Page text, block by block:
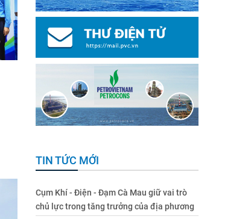
TIN TỨC MỚI
Cụm Khí - Điện - Đạm Cà Mau giữ vai trò
chủ lực trong tăng trưởng của địa phương